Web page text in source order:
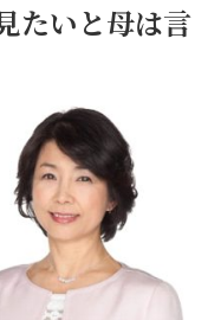
たいと母は言